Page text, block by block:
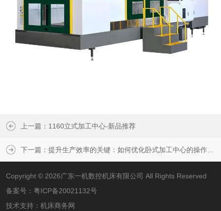
上一篇： 1160立式加工中心-新品推荐
下一篇： 提升生产效率的关键：如何优化卧式加工中心的操作流程
Copyright © 2026广东一机数控机床有限公司 All Rights Reserved
备案号： 粤ICP备20021132号
技术支持： 机床商务网